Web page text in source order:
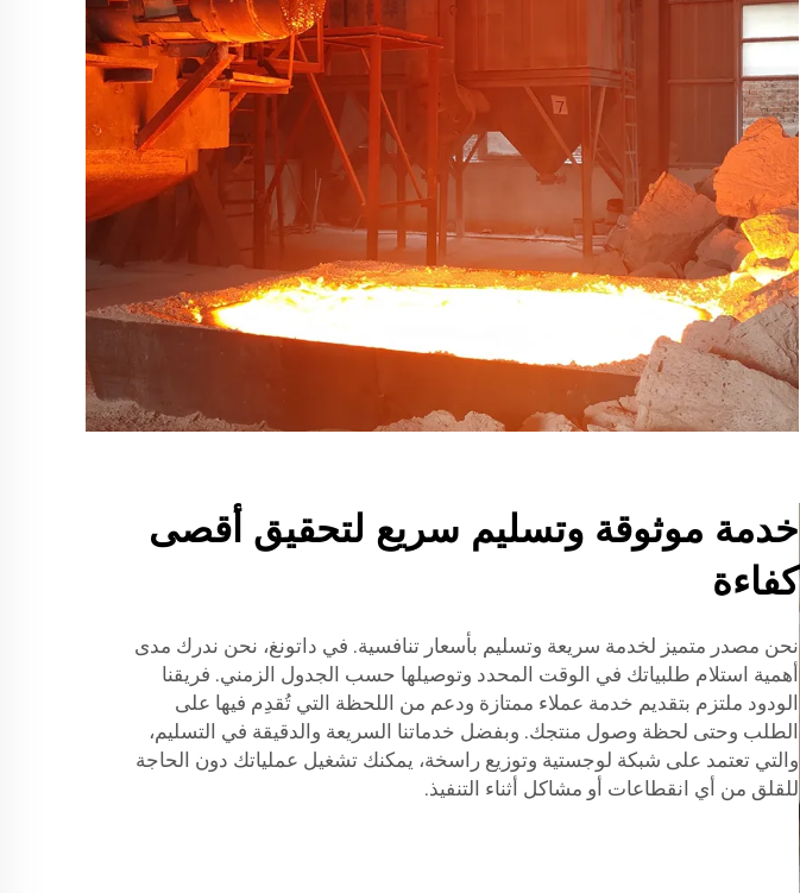
خدمة موثوقة وتسليم سريع لتحقيق أقصى
كفاءة
نحن مصدر متميز لخدمة سريعة وتسليم بأسعار تنافسية. في داتونغ، نحن ندرك مدى
أهمية استلام طلبياتك في الوقت المحدد وتوصيلها حسب الجدول الزمني. فريقنا
الودود ملتزم بتقديم خدمة عملاء ممتازة ودعم من اللحظة التي تُقدِم فيها على
الطلب وحتى لحظة وصول منتجك. وبفضل خدماتنا السريعة والدقيقة في التسليم،
والتي تعتمد على شبكة لوجستية وتوزيع راسخة، يمكنك تشغيل عملياتك دون الحاجة
للقلق من أي انقطاعات أو مشاكل أثناء التنفيذ.